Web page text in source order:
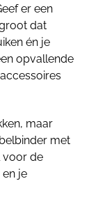
er een
dat
én je
opvallende
maar
met
voor de
je